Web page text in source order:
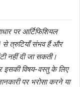
पर आर्टिफिशियल
से त्रुटियाँ संभव हैं और
नहीं दी जा सकती।
विषय-वस्तु के लिए
पर भरोसा करने या